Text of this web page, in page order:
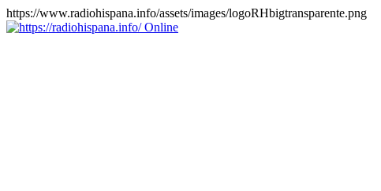
https://www.radiohispana.info/assets/images/logoRHbigtransparente.png
Online